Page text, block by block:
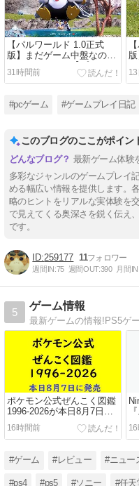
【パルワールド 1.0正式
版】まだゲーム中盤なのに
レベルだけが…【プレイ日
記その６～その１０】
31時間前
そ
#pcゲーム #ゲームプレイ日記
このブログのここがポイン
最新ゲーム体験
多彩なジャンルのゲームプレイ
める幅広い情報を提供します。
略のヒントをリアルな実体験を
で見えてくる奥深さを鋭く伝え
です。
259177 11
週間IN:75 週間OUT:390 月間IN:
5
ゲーム情報
ポケモン公式ぜんこく図鑑
1996-2026が本日8月7日に
発売📚1025匹のポケモンを
掲載した書籍
16時間前
配
#ゲーム #レビュー #ニュー
#ps4 #ps5 #ソニー #任天